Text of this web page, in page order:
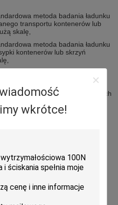
wkrótce!
metoda badania ładunku
transportu kontenerów lub
skalę,
metoda badania ładunku
kontenerów lub skrzyń
geograficzne dla standardowych
500kg;
funtów, regulowane;
i wyświetlacz cyfrowy kalibrujący
między Kg, KN i Lb;
National Standard Class 1.6;